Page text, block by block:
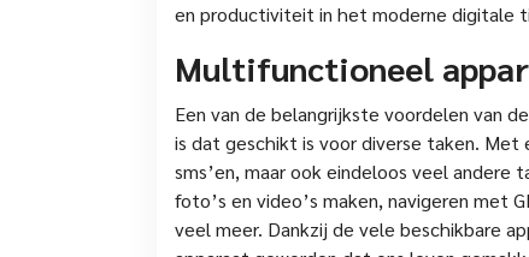
en productiviteit in het moderne digitale
Multifunctioneel
Een van de belangrijkste voordelen van
is dat geschikt is voor diverse taken. Met
sms’en, maar ook eindeloos veel
foto’s en video’s maken, navigeren met
veel meer. Dankzij de vele beschikbare